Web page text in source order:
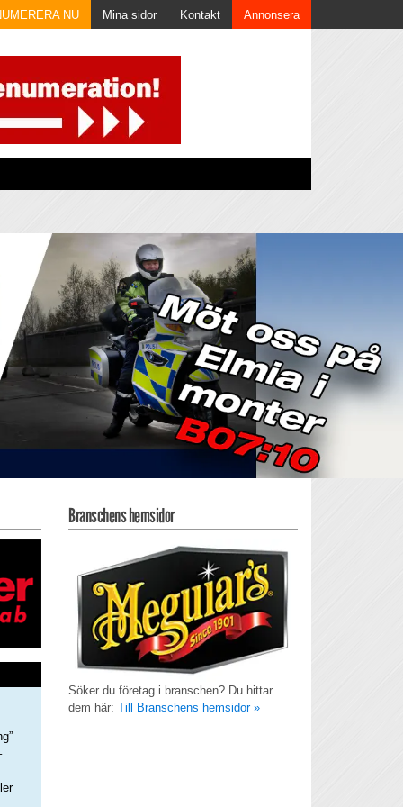
NU Mina sidor Kontakt Annonsera
Branschens hemsidor
Söker du företag i branschen? Du hittar
dem här: Till Branschens hemsidor »